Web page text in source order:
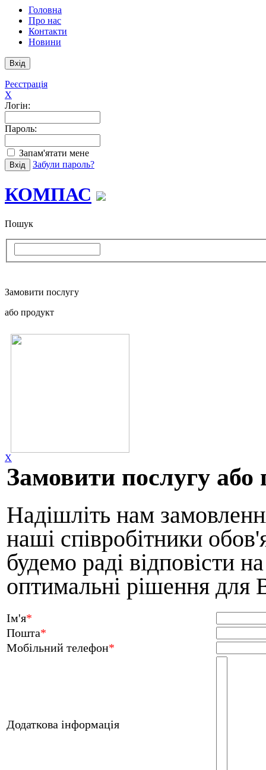
Головна
Про нас
Контакти
Новини
Реєстрація
X
Логін:
Пароль:
Запам'ятати мене
Забули пароль?
КОМПАС
Пошук
Замовити послугу
або продукт
X
Замовити послугу або
Надішліть нам
наші співробітники
будемо раді відповісти
оптимальні рішення для
Ім'я*
Пошта*
Мобільний телефон*
Додаткова інформація